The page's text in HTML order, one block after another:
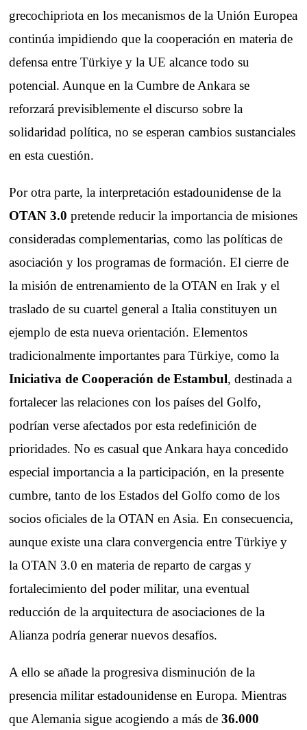
grecochipriota en los mecanismos de la Unión Europea
continúa impidiendo que la cooperación en materia de
defensa entre Türkiye y la UE alcance todo su
potencial. Aunque en la Cumbre de Ankara se
reforzará previsiblemente el discurso sobre la
solidaridad política, no se esperan cambios sustanciales
en esta cuestión.
Por otra parte, la interpretación estadounidense de la
OTAN 3.0 pretende reducir la importancia de misiones
consideradas complementarias, como las políticas de
asociación y los programas de formación. El cierre de
la misión de entrenamiento de la OTAN en Irak y el
traslado de su cuartel general a Italia constituyen un
ejemplo de esta nueva orientación. Elementos
tradicionalmente importantes para Türkiye, como la
Iniciativa de Cooperación de Estambul, destinada a
fortalecer las relaciones con los países del Golfo,
podrían verse afectados por esta redefinición de
prioridades. No es casual que Ankara haya concedido
especial importancia a la participación, en la presente
cumbre, tanto de los Estados del Golfo como de los
socios oficiales de la OTAN en Asia. En consecuencia,
aunque existe una clara convergencia entre Türkiye y
la OTAN 3.0 en materia de reparto de cargas y
fortalecimiento del poder militar, una eventual
reducción de la arquitectura de asociaciones de la
Alianza podría generar nuevos desafíos.
A ello se añade la progresiva disminución de la
presencia militar estadounidense en Europa. Mientras
que Alemania sigue acogiendo a más de36.000